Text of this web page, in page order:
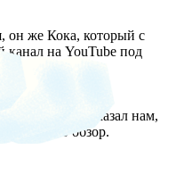
он же Кока, который с
на YouTube под
и интересно
Series 13 и показал нам,
уже 183 обзор.